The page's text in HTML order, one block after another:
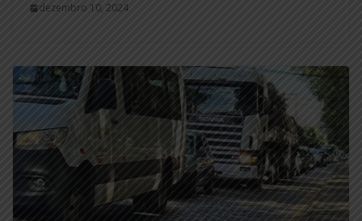
dezembro 10, 2024